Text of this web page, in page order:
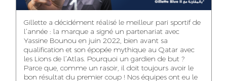
IMANE LACHGUER
EXECUTIVE
DOUNIA SADOUK
ACCOUNTANT
OUSSAMA
BENHAMOU
GRAPHIC
DESIGNER
Gillette a décidément réalisé le meilleur pari sportif de
l’année : la marque a signé un partenariat avec
Yassine Bounou en juin 2022, bien avant sa
qualification et son épopée mythique au Qatar avec
les Lions de l’Atlas. Pourquoi un gardien de but ?
Parce que, comme un rasoir, il doit toujours avoir le
bon résultat du premier coup ! Nos équipes ont eu le